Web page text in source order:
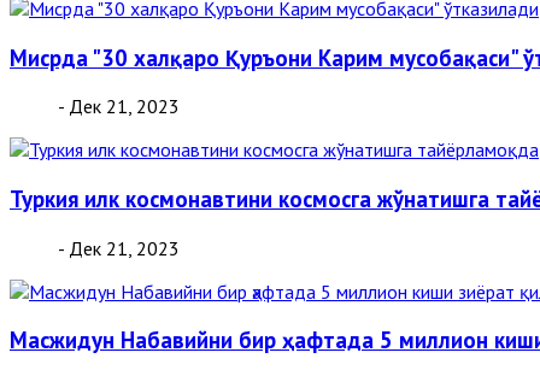
Мисрда "30 халқаро Қуръони Карим мусобақаси"
- Дек 21, 2023
Туркия илк космонавтини космосга жўнатишга
- Дек 21, 2023
Масжидун Набавийни бир ҳафтада 5 миллион